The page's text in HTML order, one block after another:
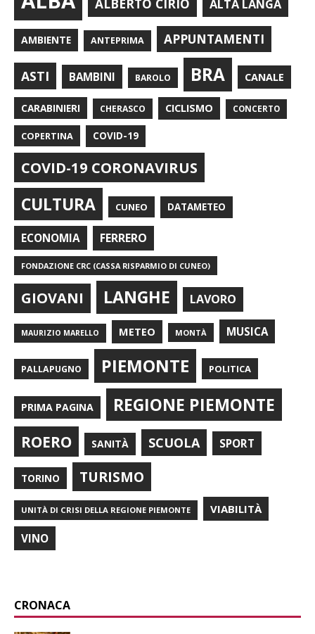
ALBERTO CIRIO ALTA LANGA
AMBIENTE ANTEPRIMA APPUNTAMENTI
ASTI BAMBINI BAROLO BRA CANALE
CARABINIERI CHERASCO CICLISMO CONCERTO
COPERTINA COVID-19
COVID-19 CORONAVIRUS
CULTURA CUNEO DATAMETEO
ECONOMIA FERRERO
FONDAZIONE CRC (CASSA RISPARMIO DI CUNEO)
GIOVANI LANGHE LAVORO
MAURIZIO MARELLO METEO MONTÀ MUSICA
PALLAPUGNO PIEMONTE POLITICA
PRIMA PAGINA REGIONE PIEMONTE
ROERO SANITÀ SCUOLA SPORT
TORINO TURISMO
UNITÀ DI CRISI DELLA REGIONE PIEMONTE VIABILITÀ
VINO
CRONACA